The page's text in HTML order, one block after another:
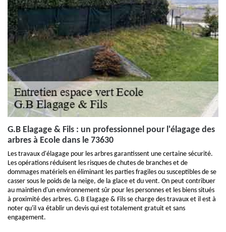
G.B Elagage & Fils : un professionnel pour l'élagage des
arbres à Ecole dans le 73630
Les travaux d'élagage pour les arbres garantissent une certaine sécurité.
Les opérations réduisent les risques de chutes de branches et de
dommages matériels en éliminant les parties fragiles ou susceptibles de se
casser sous le poids de la neige, de la glace et du vent. On peut contribuer
au maintien d'un environnement sûr pour les personnes et les biens situés
à proximité des arbres. G.B Elagage & Fils se charge des travaux et il est à
noter qu'il va établir un devis qui est totalement gratuit et sans
engagement.